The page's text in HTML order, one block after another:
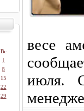
Вс
1
8
15
22
29
весе
июля.